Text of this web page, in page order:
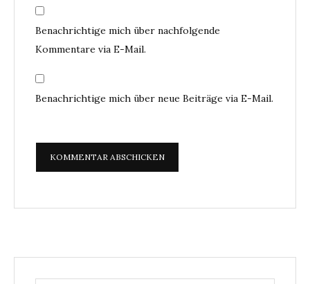
Benachrichtige mich über nachfolgende
Kommentare via E-Mail.
Benachrichtige mich über neue Beiträge via E-Mail.